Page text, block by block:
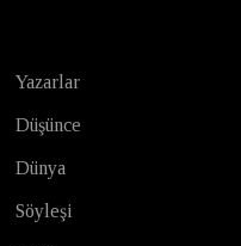
Yazarlar
Düşünce
Dünya
Söyleşi